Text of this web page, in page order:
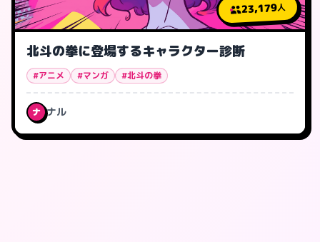
23,179人
北斗の拳に登場するキャラクター診断
#アニメ #マンガ #北斗の拳
ナ ナル